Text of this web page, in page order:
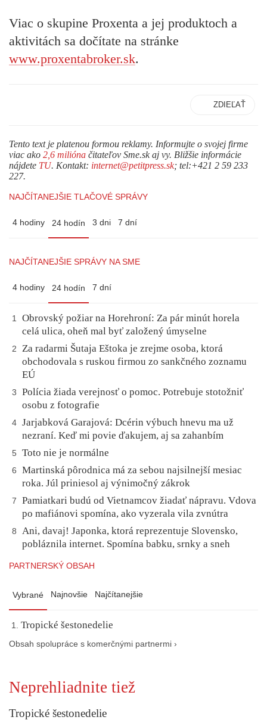
Viac o skupine Proxenta a jej produktoch a
aktivitách sa dočítate na stránke
www.proxentabroker.sk.
ZDIEĽAŤ
Tento text je platenou formou reklamy. Informujte o svojej firme
viac ako 2,6 milióna čitateľov Sme.sk aj vy. Bližšie informácie
nájdete TU. Kontakt: internet@petitpress.sk; tel:+421 2 59 233
227.
NAJČÍTANEJŠIE TLAČOVÉ SPRÁVY
4 hodiny 24 hodín 3 dni 7 dní
NAJČÍTANEJŠIE SPRÁVY NA SME
4 hodiny 24 hodín 7 dní
1
Obrovský požiar na Horehroní: Za pár minút horela
celá ulica, oheň mal byť založený úmyselne
2
Za radarmi Šutaja Eštoka je zrejme osoba, ktorá
obchodovala s ruskou firmou zo sankčného zoznamu
EÚ
3
Polícia žiada verejnosť o pomoc. Potrebuje stotožniť
osobu z fotografie
4 Jarjabková Garajová: Dcérin výbuch hnevu ma už
nezraní. Keď mi povie ďakujem, aj sa zahanbím
5 Toto nie je normálne
6
Martinská pôrodnica má za sebou najsilnejší mesiac
roka. Júl priniesol aj výnimočný zákrok
7
Pamiatkari budú od Vietnamcov žiadať nápravu. Vdova
po mafiánovi spomína, ako vyzerala vila zvnútra
8
Ani, davaj! Japonka, ktorá reprezentuje Slovensko,
pobláznila internet. Spomína babku, srnky a sneh
PARTNERSKÝ OBSAH
Vybrané Najnovšie Najčítanejšie
Tropické šestonedelie
Obsah spolupráce s komerčnými partnermi ›
Neprehliadnite tiež
Tropické šestonedelie